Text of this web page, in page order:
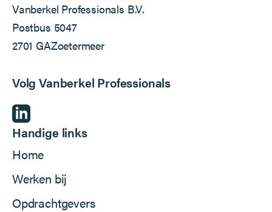
Vanberkel Professionals B.V.
Postbus 5047
2701 GAZoetermeer
Volg Vanberkel Professionals
Handige links
Home
Werken bij
Opdrachtgevers